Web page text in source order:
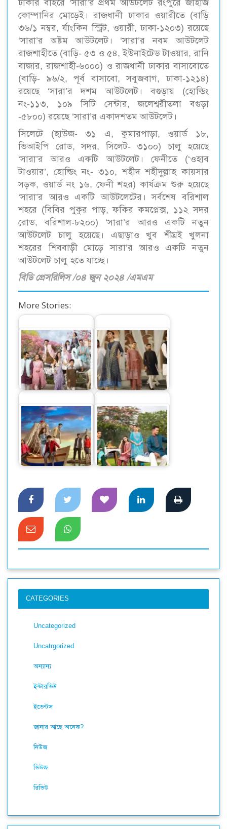
ঢাকার বাইরে ‘সারা’র প্রথম আউটলেট রংপুরে জাহাজ
কোম্পানির মোড়েই। রাজধানী ঢাকার ওয়ারীতে (বাড়ি
৩৬/১ নম্বর, র্যাংকিন স্ট্রিট, ওয়ারী, ঢাকা-১২০৩) রয়েছে
‘সারা’র অষ্টম আউটলেট। ‘সারা’র নবম আউটলেট
রাজশাহীতে (বাড়ি- ৫৩ ও ৫৪, ইউনাইটেড টাওয়ার, রানি
বাজার, রাজশাহী-৬০০০) ও রাজধানী ঢাকার বাসাবোতে
(বাড়ি- ৯৬/২, পূর্ব বাসাবো, সবুজবাগ, ঢাকা-১২১৪)
রয়েছে ‘সারা’র দশম আউটলেট। বগুড়ায় (হোল্ডিং
নং-১১৩, ১০৯ সিটি সেন্টার, জলেশ্বরীতলা বগুড়া
-৫৮০০) রয়েছে ‘সারা’র একাদশতম আউটলেট।
সিলেটে (হাউজ- ৩১ এ, কুমারপাড়া, ওয়ার্ড ১৮,
ভিআইপি রোড, সদর, সিলেট- ৩১০০) চালু হয়েছে
‘সারা’র আরও একটি আউটলেট। ফেনীতে (‘ওহাব
টাওয়ার’, হোল্ডিং নং- ৩১০, শহীদ শহীদুল্লাহ কায়সার
সড়ক, ওয়ার্ড নং ১৬, ফেনী শহর) কার্যক্রম শুরু হয়েছে
‘সারা’র আরও একটি আউটলেটের। সর্বশেষ বরিশাল
শহরে (বিবির পুকুর পাড়, ফকির কমপ্লেক্স, ১১২ সদর
রোড, বরিশাল-৮২০০) ‘সারা’র আরও একটি নতুন
আউটলেট চালু হয়েছে। এছাড়াও খুব শীঘ্রই খুলনা
শহরের শিববাড়ী মোড়ে সারা’র আরও একটি নতুন
আউটলেট চালু হতে যাচ্ছে।
বিডি প্রেসরিলিস /০৪ জুন ২০২৪ /এমএম
More Stories:
উৎসবের আলিঙ্গনে
‘সারা’র ঈদ পোশাকের
আয়োজন
‘পার্সিয়ান টেল’ থিমে
সারা’র আকর্ষণীয় ঈদ
আয়োজন
শীতে উষ্ণতার যোগান
দিতে ‘সারা’র
শীতপোশাকের সম্ভার
‘রুটস অফ এ্যালিগ্যান্স’
থিমে সারা’র ঈদ পোশাক
CATEGORIES
Uncategorized
Uncatrgorized
অন্যান্য
ইন্টারভিউ
ইভেন্টস
জানার আছে অনেক?
নিউজ
ভিউজ
রিভিউ